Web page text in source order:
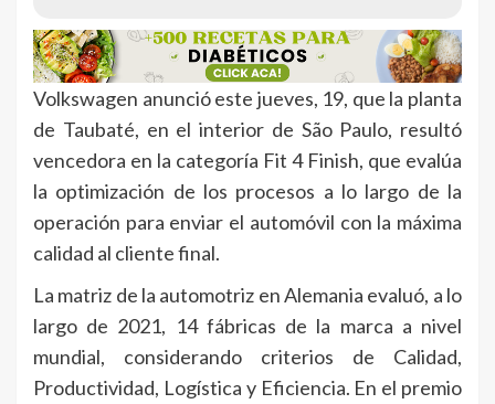
Volkswagen anunció este jueves, 19, que la planta
de Taubaté, en el interior de São Paulo, resultó
vencedora en la categoría Fit 4 Finish, que evalúa
la optimización de los procesos a lo largo de la
operación para enviar el automóvil con la máxima
calidad al cliente final.
La matriz de la automotriz en Alemania evaluó, a lo
largo de 2021, 14 fábricas de la marca a nivel
mundial, considerando criterios de Calidad,
Productividad, Logística y Eficiencia. En el premio